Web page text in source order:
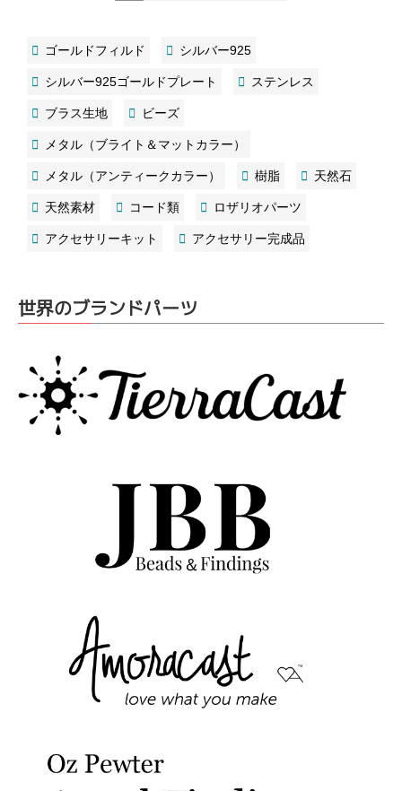
ゴールドフィルド シルバー925
シルバー925ゴールドプレート ステンレス
ブラス生地 ビーズ
メタル（ブライト＆マットカラー）
メタル（アンティークカラー） 樹脂 天然石
天然素材 コード類 ロザリオパーツ
アクセサリーキット アクセサリー完成品
世界のブランドパーツ